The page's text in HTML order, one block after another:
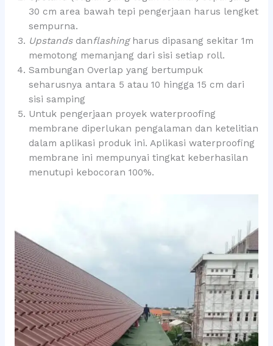
30 cm area bawah tepi pengerjaan harus lengket
sempurna.
Upstandsdanflashingharus dipasang sekitar 1m
memotong memanjang dari sisi setiap roll.
Sambungan Overlap yang bertumpuk
seharusnya antara 5 atau 10 hingga 15 cm dari
sisi samping
Untuk pengerjaan proyek waterproofing
membrane diperlukan pengalaman dan ketelitian
dalam aplikasi produk ini. Aplikasi waterproofing
membrane ini mempunyai tingkat keberhasilan
menutupi kebocoran 100%.